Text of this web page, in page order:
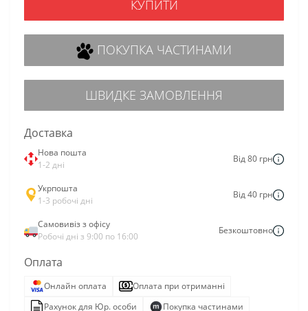
КУПИТИ
ПОКУПКА ЧАСТИНАМИ
ШВИДКЕ ЗАМОВЛЕННЯ
Доставка
Нова пошта
1-2 дні
Від 80 грн
Укрпошта
1-3 робочі дні
Від 40 грн
Самовивіз з офісу
Робочі дні з 9:00 по 16:00
Безкоштовно
Оплата
Онлайн оплата
Оплата при отриманні
Рахунок для Юр. особи
Покупка частинами